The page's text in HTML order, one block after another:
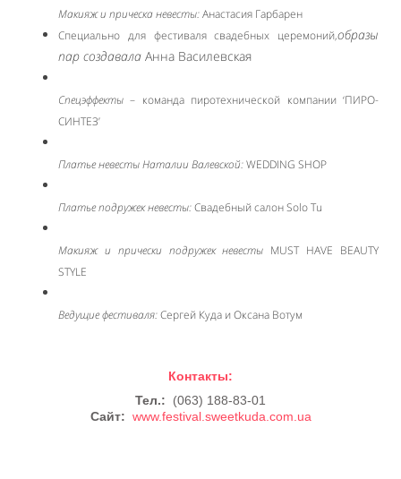
Макияж и прическа невесты:Анастасия Гарбарен
Специально для фестиваля свадебных церемоний,образы
пар создавала Анна Василевская
Спецэффекты – команда пиротехнической компании ‘ПИРО-
СИНТЕЗ’
Платье невесты Наталии Валевской:WEDDING SHOP
Платье подружек невесты:Свадебный салон Solo Tu
Макияж и прически подружек невесты MUST HAVE BEAUTY
STYLE
Ведущие фестиваля:Сергей Куда и Оксана Вотум
Контакты:
Тел.: (063) 188-83-01
Сайт: www.festival.sweetkuda.com.ua